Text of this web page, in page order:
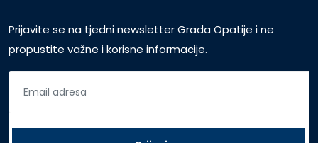
Prijavite se na tjedni newsletter Grada Opatije i ne
propustite važne i korisne informacije.